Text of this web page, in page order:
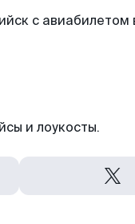
с авиабилетом
и лоукосты.